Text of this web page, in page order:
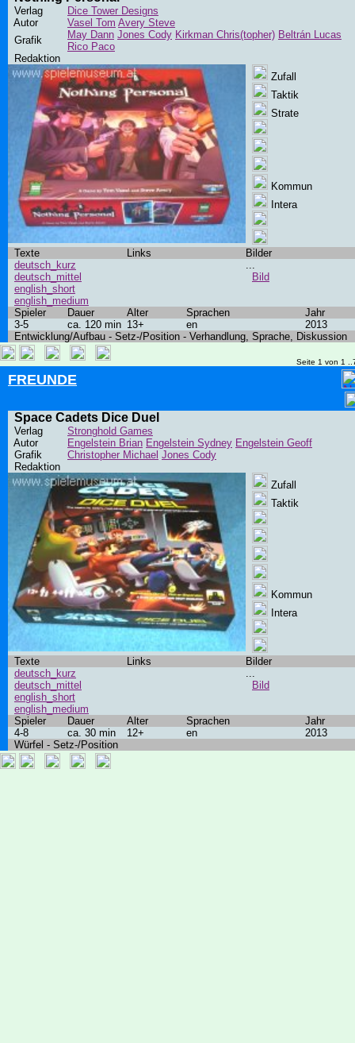
Verlag
Dice Tower Designs
Autor
Vasel Tom Avery Steve
Grafik
May Dann Jones Cody Kirkman Chris(topher) Beltrán Lucas
Rico Paco
Redaktion
Zufall
Taktik
Strate
Kommun
Intera
Texte Links
Bilder
deutsch_kurz
deutsch_mittel
english_short
english_medium
...
Bild
Spieler Dauer Alter Sprachen
Jahr
3-5
ca. 120 min 13+ en
2013
Entwicklung/Aufbau - Setz-/Position - Verhandlung, Sprache, Diskussion
Seite 1 von 1
FREUNDE
Space Cadets Dice Duel
Verlag
Stronghold Games
Autor
Engelstein Brian Engelstein Sydney Engelstein Geoff
Grafik
Christopher Michael Jones Cody
Redaktion
Zufall
Taktik
Kommun
Intera
Texte Links
Bilder
deutsch_kurz
deutsch_mittel
english_short
english_medium
...
Bild
Spieler Dauer Alter Sprachen
Jahr
4-8
ca. 30 min 12+ en
2013
Würfel - Setz-/Position